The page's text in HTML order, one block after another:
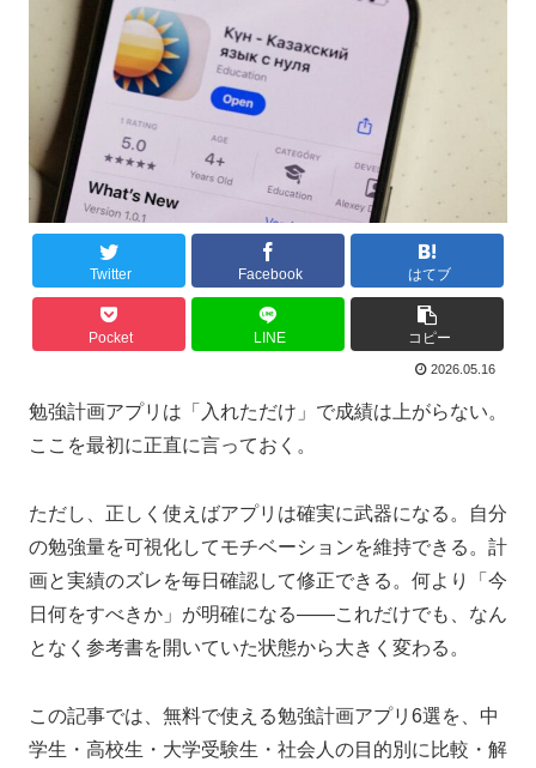
Twitter Facebook はてブ
Pocket LINE コピー
2026.05.16
勉強計画アプリは「入れただけ」で成績は上がらない。
ここを最初に正直に言っておく。
ただし、正しく使えばアプリは確実に武器になる。自分
の勉強量を可視化してモチベーションを維持できる。計
画と実績のズレを毎日確認して修正できる。何より「今
日何をすべきか」が明確になる——これだけでも、なん
となく参考書を開いていた状態から大きく変わる。
この記事では、無料で使える勉強計画アプリ6選を、中
学生・高校生・大学受験生・社会人の目的別に比較・解